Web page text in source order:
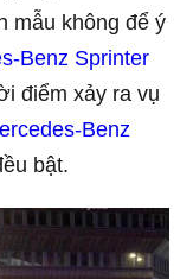
mẫu không để ý
Benz Sprinter
điểm xảy ra vụ
Benz
bật.